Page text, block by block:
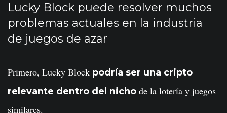
Lucky Block puede resolver muchos
problemas actuales en la industria
de juegos de azar
Primero, Lucky Block podría ser una cripto
relevante dentro del nicho de la lotería y juegos
similares.